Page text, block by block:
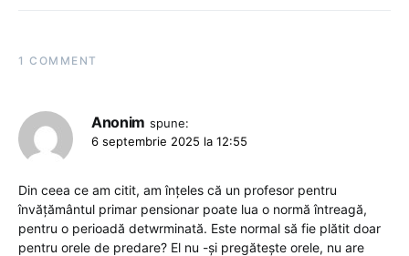
1 COMMENT
Anonim spune:
6 septembrie 2025 la 12:55
Din ceea ce am citit, am înțeles că un profesor pentru
învățământul primar pensionar poate lua o normă întreagă,
pentru o perioadă detwrminată. Este normal să fie plătit doar
pentru orele de predare? El nu -și pregătește orele, nu are